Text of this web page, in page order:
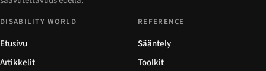
DISABILITY WORLD
Etusivu
Artikkelit
REFERENCE
Sääntely
Toolkit